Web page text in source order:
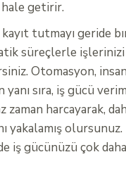
hale getirir.
tutmayı geride
süreçlerle işlerinizi
Otomasyon,
yanı sıra, iş gücü
zaman harcayarak,
yakalamış
iş gücünüzü çok